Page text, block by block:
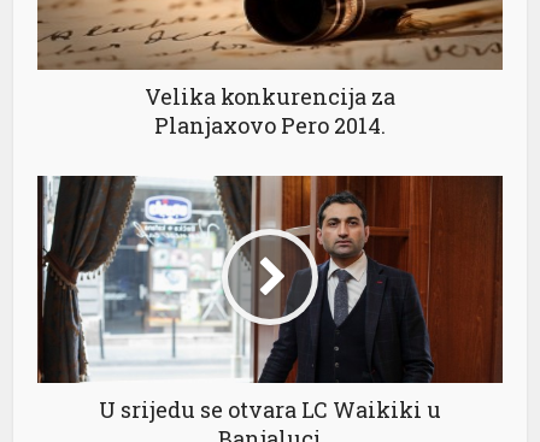
Velika konkurencija za
Planjaxovo Pero 2014.
U srijedu se otvara LC Waikiki u